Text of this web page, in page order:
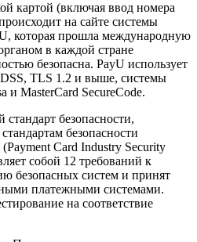
картой (включая ввод номера
на сайте системы
которая прошла международную
в каждой стране
безопасна. PayU использует
DSS, TLS 1.2 и выше, системы
и MasterCard SecureCode.
безопасности,
безопасности
Card Industry Security
собой 12 требований к
безопасных систем и принят
платежными системами.
на соответствие